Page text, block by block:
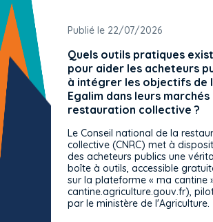
Publié le 22/07/2026
Quels outils pratiques
pour aider les acheteurs
à intégrer les objectifs de
Egalim dans leurs marchés
restauration collective ?
Le Conseil national de la
collective (CNRC) met à
des acheteurs publics une
boîte à outils, accessible
sur la plateforme « ma cantine
cantine.agriculture.gouv.fr),
par le ministère de l'Agriculture.